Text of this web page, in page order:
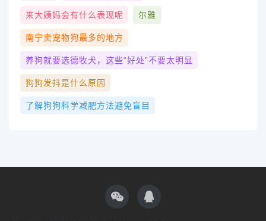
来大姨妈会有什么表现呢 尔雅
南宁卖宠物狗最多的地方
养狗就要选德牧犬，这些“好处”不要太明显
狗狗发抖是什么原因
了解狗狗科学减肥方法避免盲目